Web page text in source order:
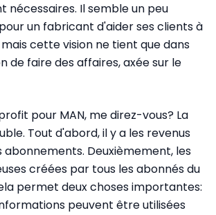
nécessaires. Il semble un peu
un fabricant d'aider ses clients à
cette vision ne tient que dans
de faire des affaires, axée sur le
pour MAN, me direz-vous? La
Tout d'abord, il y a les revenus
abonnements. Deuxièmement, les
créées par tous les abonnés du
permet deux choses importantes:
peuvent être utilisées